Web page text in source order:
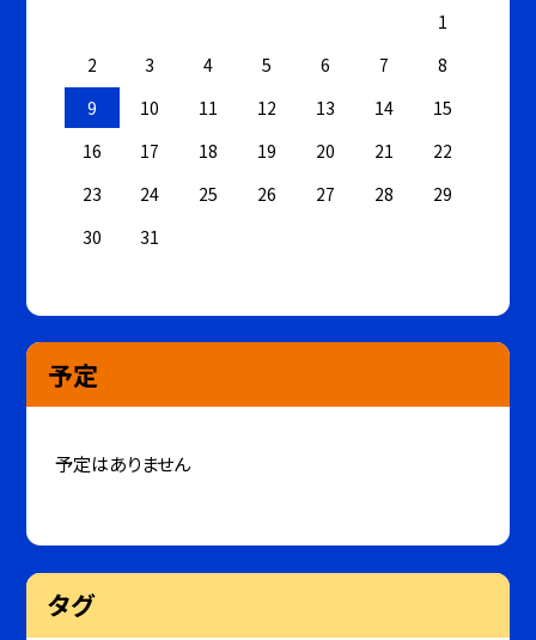
1
2
3 4 5 6 7
8
9
10 11 12 13 14
15
16
17 18 19 20 21
22
23
24 25 26 27 28
29
30
31
予定
予定はありません
タグ